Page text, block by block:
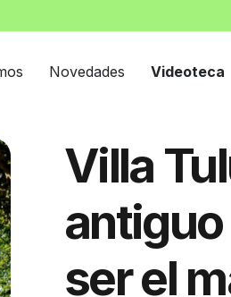
Novedades Videoteca
Villa
ser el